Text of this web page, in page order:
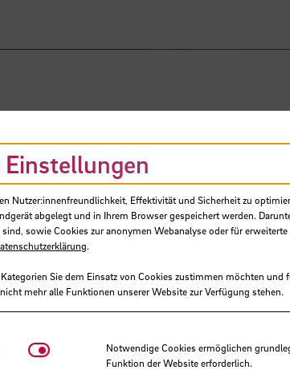
Paelke, Volker, Prof. Dr.
Hering-Bertram,
Einstellungen
Nutzer:innenfreundlichkeit, Effektivität und Sicherheit zu
abgelegt und in Ihrem Browser gespeichert werden.
sowie Cookies zur anonymen Webanalyse oder für
.
Sie dem Einsatz von Cookies zustimmen möchten
mehr alle Funktionen unserer Website zur Verfügung stehen.
Notwendige Cookies
Notwendige Cookies ermöglichen
Funktion der Website erforderlich.